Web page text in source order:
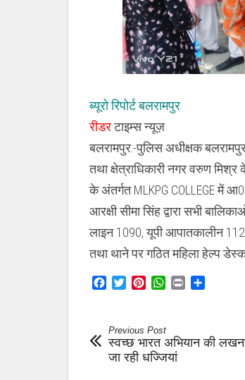
ब्यूरो रिपोर्ट बलरामपुर
रीडरटाइम्स न्यूज़
बलरामपुर:-पुलिस अधीक्षक
तथा क्षेत्राधिकारी नगर वरुण मिश्र
के अंतर्गत MLKPG COLLEGE में आ0
आरक्षी सीमा सिंह द्वारा सभी
लाइन 1090, यूपी आपातकालीन
तथा थाने पर गठित महिला हेल्प
Facebook
TwitterPinterestWhatsApp
Print
Previous Post
स्वच्छ भारत अभियान की
जा रही धज्जियां